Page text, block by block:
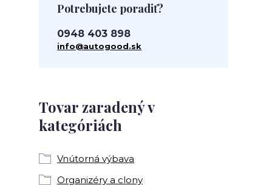
Tovar zaradený v
kategóriách
Vnútorná výbava
Organizéry a clony
Potrebujete poradiť?
0948 403 898
info@autogood.sk